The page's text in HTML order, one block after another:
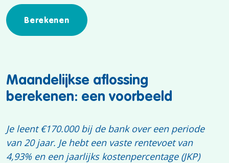
Maandelijkse aflossing
berekenen: een voorbeeld
Je leent €170.000 bij de bank over een periode
van 20 jaar. Je hebt een vaste rentevoet van
4,93% en een jaarlijks kostenpercentage (JKP)